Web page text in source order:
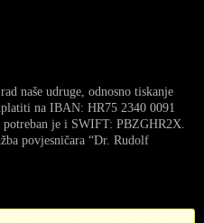
naše udruge, odnosno tiskanje
na IBAN: HR75 2340 0091
je i SWIFT: PBZGHR2X.
povjesničara “Dr. Rudolf